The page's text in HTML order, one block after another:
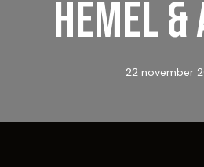
Hemel
22 november